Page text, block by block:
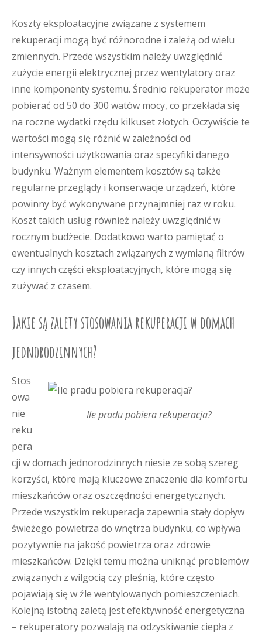
Koszty eksploatacyjne związane z systemem
rekuperacji mogą być różnorodne i zależą od wielu
zmiennych. Przede wszystkim należy uwzględnić
zużycie energii elektrycznej przez wentylatory oraz
inne komponenty systemu. Średnio rekuperator może
pobierać od 50 do 300 watów mocy, co przekłada się
na roczne wydatki rzędu kilkuset złotych. Oczywiście te
wartości mogą się różnić w zależności od
intensywności użytkowania oraz specyfiki danego
budynku. Ważnym elementem kosztów są także
regularne przeglądy i konserwacje urządzeń, które
powinny być wykonywane przynajmniej raz w roku.
Koszt takich usług również należy uwzględnić w
rocznym budżecie. Dodatkowo warto pamiętać o
ewentualnych kosztach związanych z wymianą filtrów
czy innych części eksploatacyjnych, które mogą się
zużywać z czasem.
Jakie są zalety stosowania rekuperacji w domach
jednorodzinnych?
Ile pradu pobiera rekuperacja?
Stos
owa
nie
reku
pera
cji w domach jednorodzinnych niesie ze sobą szereg
korzyści, które mają kluczowe znaczenie dla komfortu
mieszkańców oraz oszczędności energetycznych.
Przede wszystkim rekuperacja zapewnia stały dopływ
świeżego powietrza do wnętrza budynku, co wpływa
pozytywnie na jakość powietrza oraz zdrowie
mieszkańców. Dzięki temu można uniknąć problemów
związanych z wilgocią czy pleśnią, które często
pojawiają się w źle wentylowanych pomieszczeniach.
Kolejną istotną zaletą jest efektywność energetyczna
– rekuperatory pozwalają na odzyskiwanie ciepła z